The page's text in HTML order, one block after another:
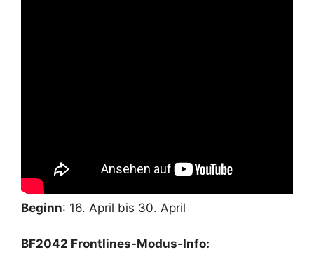
Beginn: 16. April bis 30. April
BF2042 Frontlines-Modus-Info: